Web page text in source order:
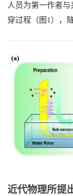
人员为第一作者
穿过程（图1），
近代物理所提